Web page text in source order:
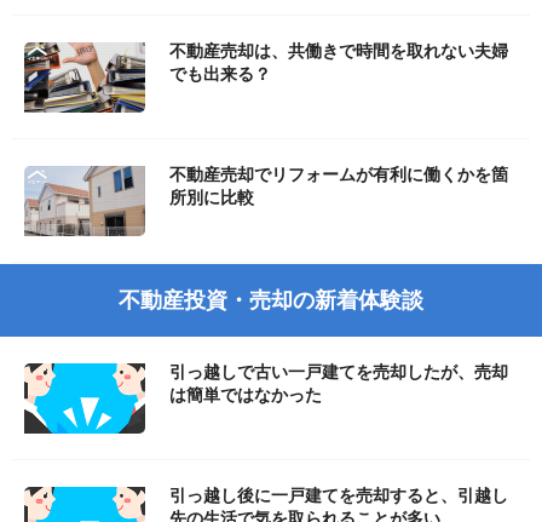
不動産売却は、共働きで時間を取れない夫婦
でも出来る？
不動産売却でリフォームが有利に働くかを箇
所別に比較
不動産投資・売却の新着体験談
引っ越しで古い一戸建てを売却したが、売却
は簡単ではなかった
引っ越し後に一戸建てを売却すると、引越し